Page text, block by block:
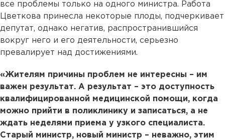
все проблемы только на одного министра. Работа
Цветкова принесла некоторые плоды, подчеркивает
депутат, однако негатив, распространившийся
вокруг него и его деятельности, серьезно
превалирует над достижениями.
«Жителям причины проблем не интересны – им
важен результат. А результат – это доступность
квалифицированной медицинской помощи, когда
можно прийти в поликлинику и записаться, а не
ждать неделями приема у узкого специалиста.
Старый министр, новый министр – неважно, этим